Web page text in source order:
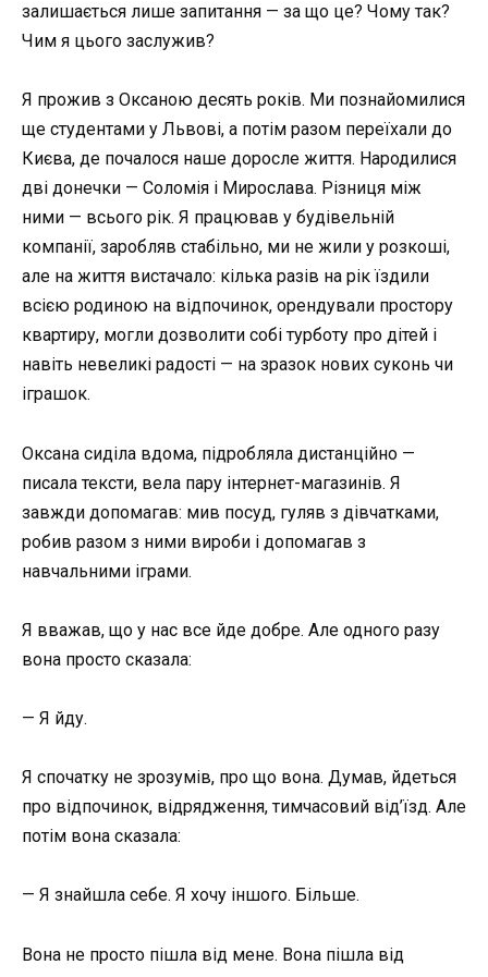
залишається лише запитання — за що це? Чому так?
Чим я цього заслужив?
Я прожив з Оксаною десять років. Ми познайомилися
ще студентами у Львові, а потім разом переїхали до
Києва, де почалося наше доросле життя. Народилися
дві донечки — Соломія і Мирослава. Різниця між
ними — всього рік. Я працював у будівельній
компанії, заробляв стабільно, ми не жили у розкоші,
але на життя вистачало: кілька разів на рік їздили
всією родиною на відпочинок, орендували простору
квартиру, могли дозволити собі турботу про дітей і
навіть невеликі радості — на зразок нових суконь чи
іграшок.
Оксана сиділа вдома, підробляла дистанційно —
писала тексти, вела пару інтернет-магазинів. Я
завжди допомагав: мив посуд, гуляв з дівчатками,
робив разом з ними вироби і допомагав з
навчальними іграми.
Я вважав, що у нас все йде добре. Але одного разу
вона просто сказала:
— Я йду.
Я спочатку не зрозумів, про що вона. Думав, йдеться
про відпочинок, відрядження, тимчасовий від’їзд. Але
потім вона сказала:
— Я знайшла себе. Я хочу іншого. Більше.
Вона не просто пішла від мене. Вона пішла від